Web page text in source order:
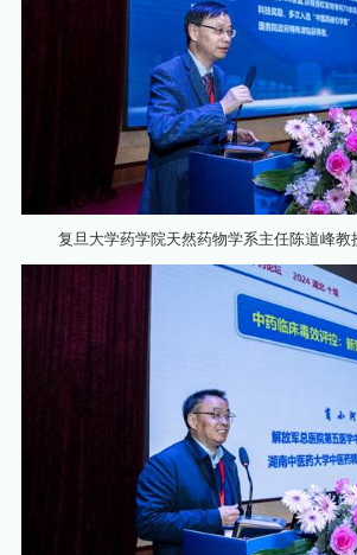
复旦大学药学院天然药物学系主任陈道峰教